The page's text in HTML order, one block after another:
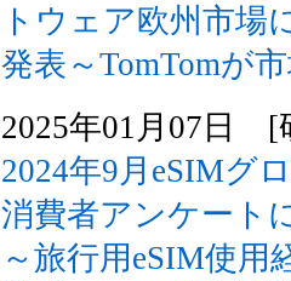
トウェア欧州市場
発表～TomTomが
2025年01月07日 [
2024年9月eSIMグ
消費者アンケート
～旅行用eSIM使用